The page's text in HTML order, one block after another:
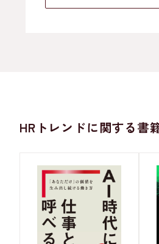
HRトレンドに関する書